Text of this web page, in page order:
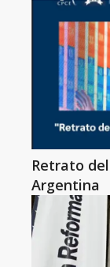
Retrato
Argentina